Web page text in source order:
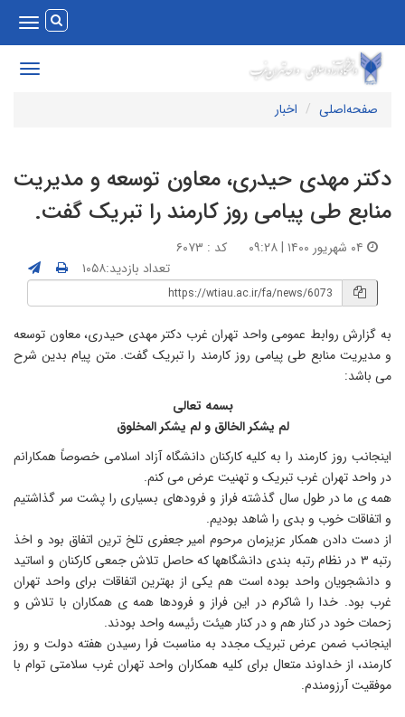
Toggle
Toggle
صفحه‌اصلی
اخبار
مهدی حیدری، معاون توسعه و مدیریت
طی پیامی روز کارمند را تبریک گفت.
کد : ۶۰۷۳
تعداد بازدید:۱۰۵۸
گزارش روابط عمومی واحد تهران غرب دکتر مهدی حیدری، معاون توسعه
مدیریت منابع طی پیامی روز کارمند را تبریک گفت. متن پیام بدین شرح
باشد:
بسمه تعالی
لم یشکر الخالق و لم یشکر المخلوق
روز کارمند را به کلیه کارکنان دانشگاه آزاد اسلامی خصوصاً همکارانم
واحد تهران غرب تبریک و تهنیت عرض می کنم.
ی ما در طول سال گذشته فراز و فرودهای بسیاری را پشت سر گذاشتیم
اتفاقات خوب و بدی را شاهد بودیم.
دست دادن همکار عزیزمان مرحوم امیر جعفری تلخ ترین اتفاق بود و اخذ
رتبه ۳ در نظام رتبه بندی دانشگاهها که حاصل تلاش جمعی کارکنان و اساتید
دانشجویان واحد بوده است هم یکی از بهترین اتفاقات برای واحد تهران
بود. خدا را شاکرم در این فراز و فرودها همه ی همکاران با تلاش و
خود در کنار هم و در کنار هیئت رئیسه واحد بودند.
ضمن عرض تبریک مجدد به مناسبت فرا رسیدن هفته دولت و روز
از خداوند متعال برای کلیه همکاران واحد تهران غرب سلامتی توام با
آرزومندم.